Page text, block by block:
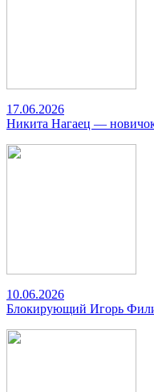
17.06.2026
Никита Нагаец — новичок
10.06.2026
Блокирующий Игорь